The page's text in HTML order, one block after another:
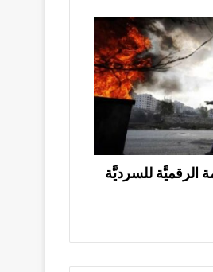
الرقميَّة للسرديَّة